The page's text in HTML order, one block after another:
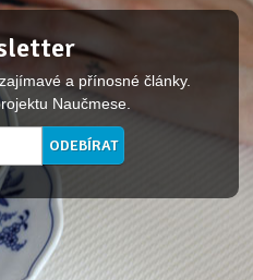
a přínosné články.
Naučmese.